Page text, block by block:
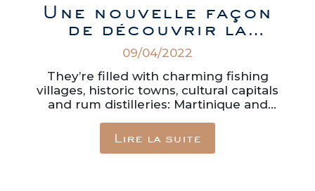
Une nouvelle façon
de découvrir la
Martinique et la
Guadeloupe (Article
en anglais)
09/04/2022
They’re filled with charming fishing
villages, historic towns, cultural capitals
and rum distilleries: Martinique and
Lire la suite